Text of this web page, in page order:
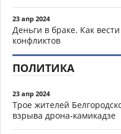
23 апр 2024
Деньги в браке. Как
конфликтов
ПОЛИТИКА
23 апр 2024
Трое жителей
взрыва дрона-камикадзе